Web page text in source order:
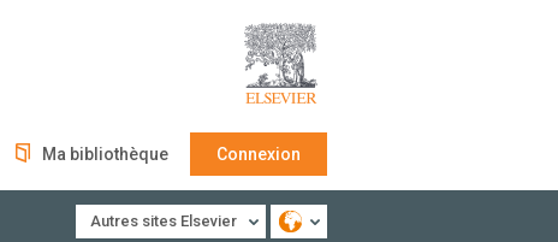
Ma bibliothèque Connexion
Autres sites Elsevier